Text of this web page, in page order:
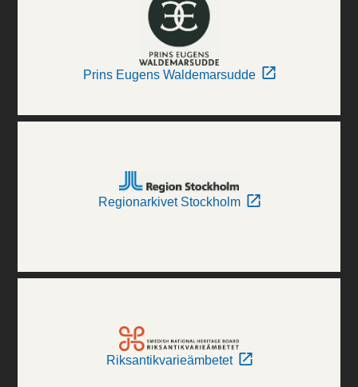
Prins Eugens Waldemarsudde
Regionarkivet Stockholm
Riksantikvarieämbetet